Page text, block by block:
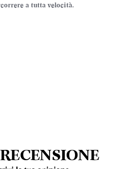
a tutta velocità.